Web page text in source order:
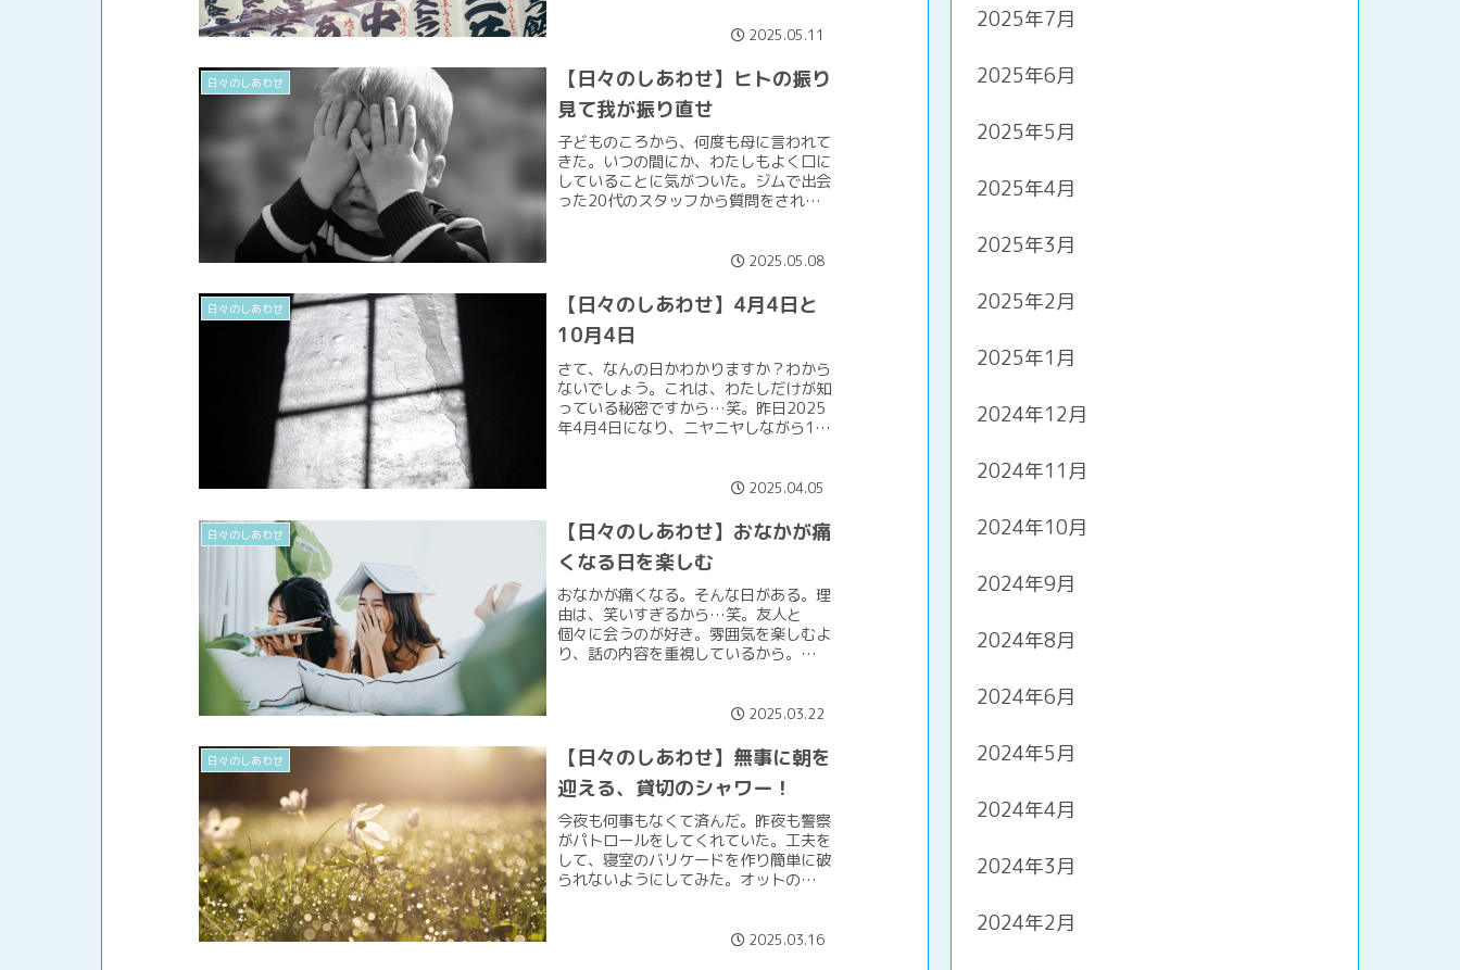
代わるのが、わたしたちの...2025.05.11
日々のしあわせ
【日々のしあわせ】ヒトの振り
見て我が振り直せ
子どものころから、何度も母に言われて
きた。いつの間にか、わたしもよく口に
していることに気がついた。ジムで出会
った20代のスタッフから質問をされ
よ。どこにでも。』ああ。こ...2025.05.08
日々のしあわせ
【日々のしあわせ】4月4日と
10月4日
さて、なんの日かわかりますか？わから
ないでしょう。これは、わたしだけが知
っている秘密ですから…笑。昨日2025
年4月4日になり、ニヤニヤしながら1日
2025.04.05
日々のしあわせ
【日々のしあわせ】おなかが痛
くなる日を楽しむ
おなかが痛くなる。そんな日がある。理
由は、笑いすぎるから…笑。友人と
個々に会うのが好き。雰囲気を楽しむよ
り、話の内容を重視しているから。いま
きなカフェでランチをした。ま...2025.03.22
日々のしあわせ
【日々のしあわせ】無事に朝を
迎える、貸切のシャワー！
今夜も何事もなくて済んだ。昨夜も警察
がパトロールをしてくれていた。工夫を
して、寝室のバリケードを作り簡単に破
られないようにしてみた。オットの楽器
重たい石油ストーブ、洋服...2025.03.16
2025年7月
2025年6月
2025年5月
2025年4月
2025年3月
2025年2月
2025年1月
2024年12月
2024年11月
2024年10月
2024年9月
2024年8月
2024年6月
2024年5月
2024年4月
2024年3月
2024年2月